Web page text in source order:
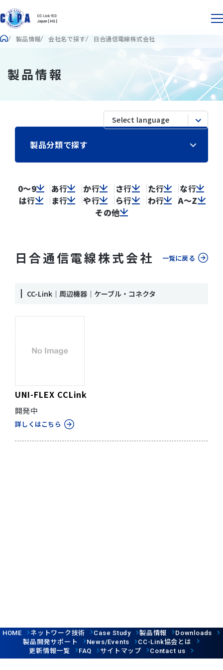
製品情報 会社名で探す 日合通信電線株式会社
製品情報
製品分類で探す
0～9 あ行 か行 さ行 た行 な行
は行 ま行 や行 ら行 わ行
A～Z
その他
日合通信電線株式会社 一覧に戻る
CC-Link｜周辺機器｜ケーブル・コネクタ
UNI-FLEX CCLink
開発中
詳しくはこちら
HOME ネットワーク技術 Case Study 製品情報 Downloads
製品開発サポート News/Events CC-Link協会とは
更新情報一覧
FAQ サイトマップ Contact us